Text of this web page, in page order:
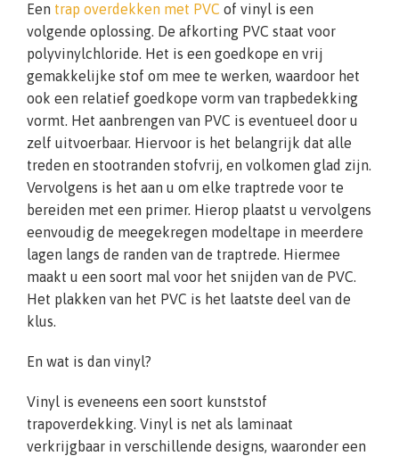
Een trap overdekken met PVC of vinyl is een
volgende oplossing. De afkorting PVC staat voor
polyvinylchloride. Het is een goedkope en vrij
gemakkelijke stof om mee te werken, waardoor het
ook een relatief goedkope vorm van trapbedekking
vormt. Het aanbrengen van PVC is eventueel door u
zelf uitvoerbaar. Hiervoor is het belangrijk dat alle
treden en stootranden stofvrij, en volkomen glad zijn.
Vervolgens is het aan u om elke traptrede voor te
bereiden met een primer. Hierop plaatst u vervolgens
eenvoudig de meegekregen modeltape in meerdere
lagen langs de randen van de traptrede. Hiermee
maakt u een soort mal voor het snijden van de PVC.
Het plakken van het PVC is het laatste deel van de
klus.
En wat is dan vinyl?
Vinyl is eveneens een soort kunststof
trapoverdekking. Vinyl is net als laminaat
verkrijgbaar in verschillende designs, waaronder een